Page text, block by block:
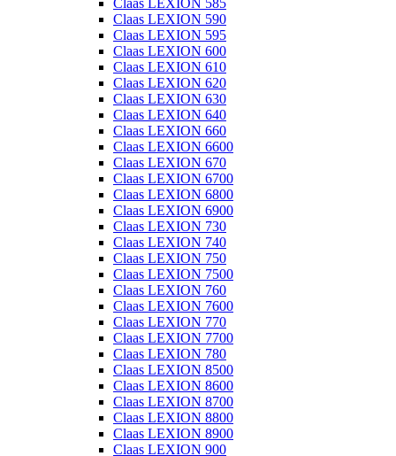
Claas LEXION 585
Claas LEXION 590
Claas LEXION 595
Claas LEXION 600
Claas LEXION 610
Claas LEXION 620
Claas LEXION 630
Claas LEXION 640
Claas LEXION 660
Claas LEXION 6600
Claas LEXION 670
Claas LEXION 6700
Claas LEXION 6800
Claas LEXION 6900
Claas LEXION 730
Claas LEXION 740
Claas LEXION 750
Claas LEXION 7500
Claas LEXION 760
Claas LEXION 7600
Claas LEXION 770
Claas LEXION 7700
Claas LEXION 780
Claas LEXION 8500
Claas LEXION 8600
Claas LEXION 8700
Claas LEXION 8800
Claas LEXION 8900
Claas LEXION 900